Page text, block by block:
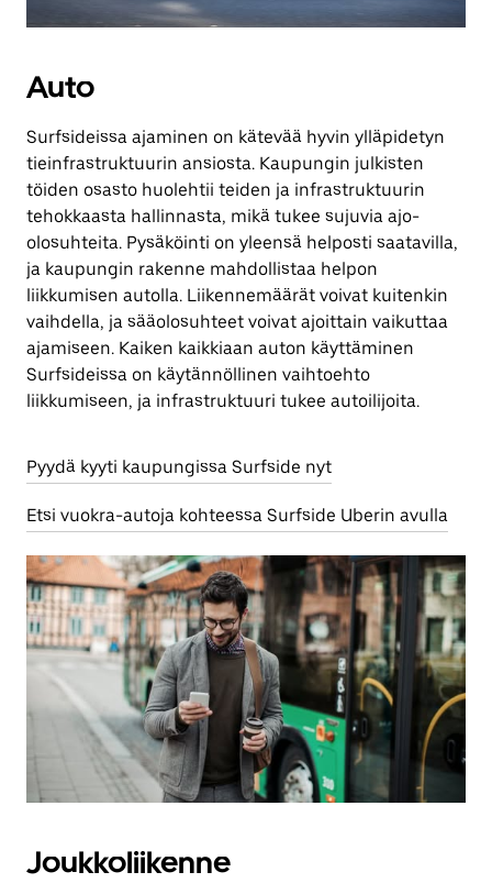
Auto
Surfsideissa ajaminen on kätevää hyvin ylläpidetyn
tieinfrastruktuurin ansiosta. Kaupungin julkisten
töiden osasto huolehtii teiden ja infrastruktuurin
tehokkaasta hallinnasta, mikä tukee sujuvia ajo-
olosuhteita. Pysäköinti on yleensä helposti saatavilla,
ja kaupungin rakenne mahdollistaa helpon
liikkumisen autolla. Liikennemäärät voivat kuitenkin
vaihdella, ja sääolosuhteet voivat ajoittain vaikuttaa
ajamiseen. Kaiken kaikkiaan auton käyttäminen
Surfsideissa on käytännöllinen vaihtoehto
liikkumiseen, ja infrastruktuuri tukee autoilijoita.
Pyydä kyyti kaupungissa Surfside nyt
Etsi vuokra-autoja kohteessa Surfside Uberin avulla
Joukkoliikenne